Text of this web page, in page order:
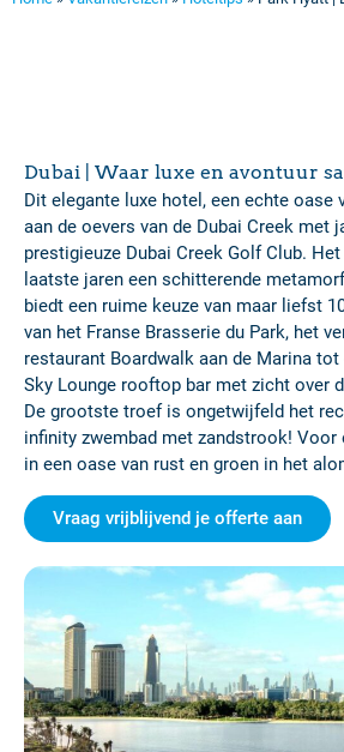
Dubai | Waar luxe en avontuur
Dit elegante luxe hotel, een echte oase
aan de oevers van de Dubai Creek met
prestigieuze Dubai Creek Golf Club.
laatste jaren een schitterende
biedt een ruime keuze van maar liefst
van het Franse Brasserie du Park, het
restaurant Boardwalk aan de Marina
Sky Lounge rooftop bar met zicht over
De grootste troef is ongetwijfeld het
infinity zwembad met zandstrook! Voor
in een oase van rust en groen in het
Vraag vrijblijvend je offerte aan